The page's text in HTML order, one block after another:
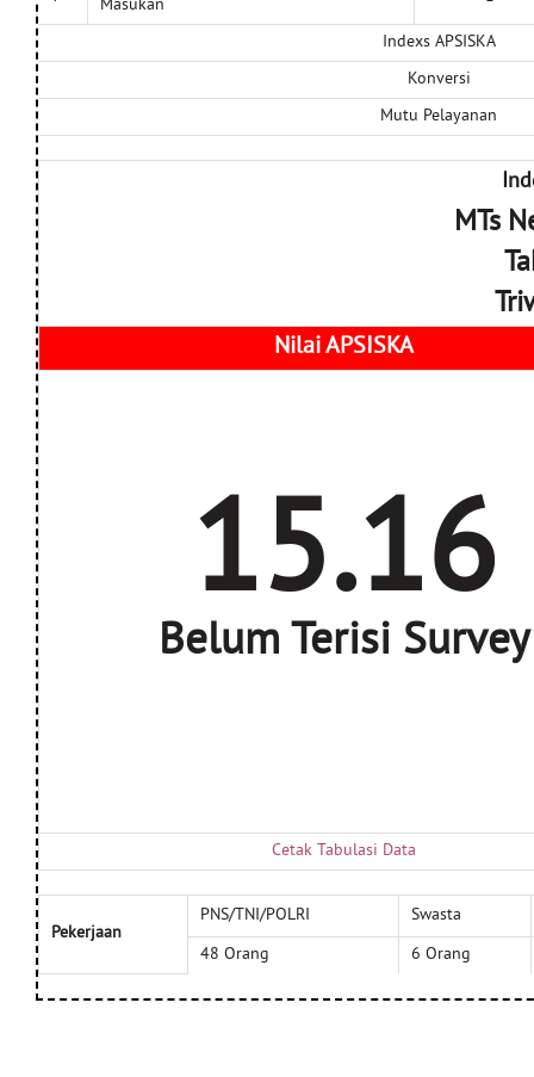
Masukan
Indexs APSISKA
Konversi
Mutu Pelayanan
MTs
Nilai APSISKA
15.16
Belum Terisi Survey
Cetak Tabulasi Data
Pekerjaan
PNS/TNI/POLRI
Swasta
48 Orang
6 Orang